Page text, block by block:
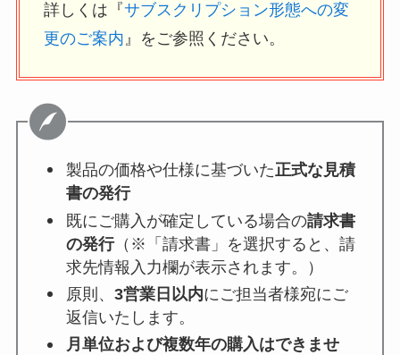
詳しくは『サブスクリプション形態への変
更のご案内』をご参照ください。
製品の価格や仕様に基づいた正式な見積
書の発行
既にご購入が確定している場合の請求書
の発行（※「請求書」を選択すると、請
求先情報入力欄が表示されます。）
原則、 3営業日以内にご担当者様宛にご
返信いたします。
月単位および複数年の購入はできませ